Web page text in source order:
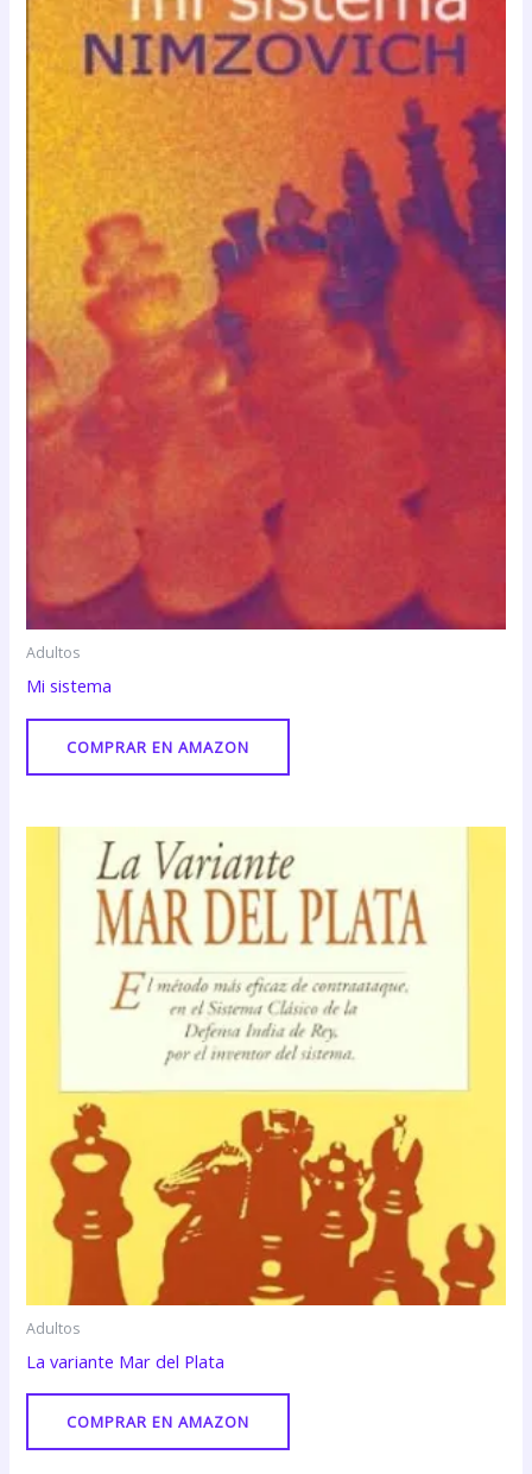
Adultos
Mi sistema
COMPRAR EN AMAZON
Adultos
La variante Mar del Plata
COMPRAR EN AMAZON